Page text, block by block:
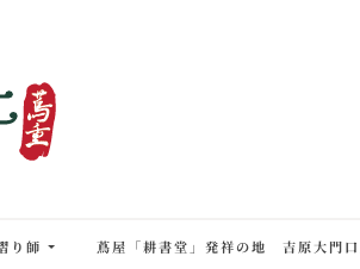
り師 蔦屋「耕書堂」発祥の地 吉原大門